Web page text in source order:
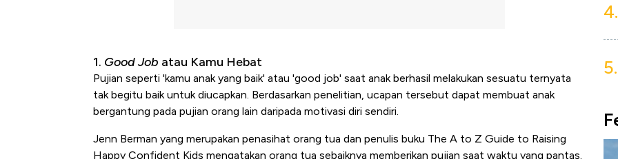
1. Good Job atau Kamu Hebat
Pujian seperti 'kamu anak yang baik' atau 'good job' saat anak berhasil melakukan sesuatu ternyata
tak begitu baik untuk diucapkan. Berdasarkan penelitian, ucapan tersebut dapat membuat anak
bergantung pada pujian orang lain daripada motivasi diri sendiri.
Jenn Berman yang merupakan penasihat orang tua dan penulis buku The A to Z Guide to Raising
Happy Confident Kids mengatakan orang tua sebaiknya memberikan pujian saat waktu yang pantas.
4.
5.